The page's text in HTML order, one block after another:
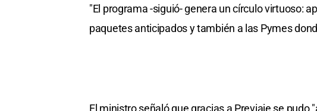
"El programa -siguió- genera un círculo virtuoso:
paquetes anticipados y también a las Pymes
El ministro señaló que gracias a Previaje se